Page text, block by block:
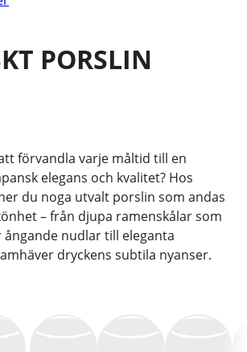
PORSLIN
förvandla varje måltid till en
elegans och kvalitet? Hos
du noga utvalt porslin som andas
– från djupa ramenskålar som
nudlar till eleganta
dryckens subtila nyanser.